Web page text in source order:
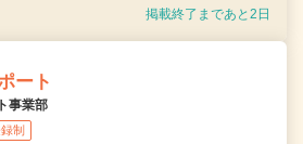
掲載終了まであと2日
ート
事業部
制